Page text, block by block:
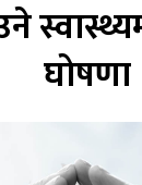
घोषणा